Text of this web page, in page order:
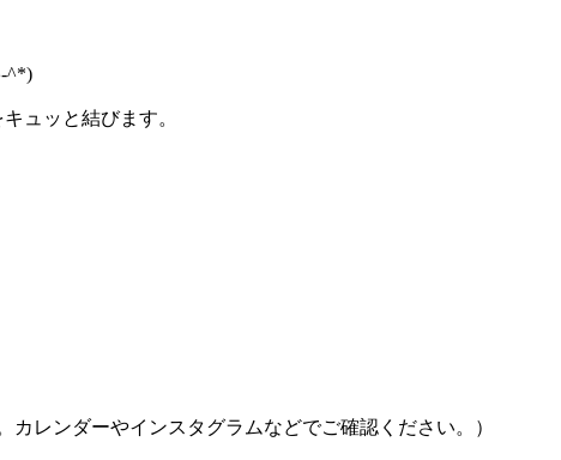
^*)
ュッと結びます。
レンダーやインスタグラムなどでご確認ください。）